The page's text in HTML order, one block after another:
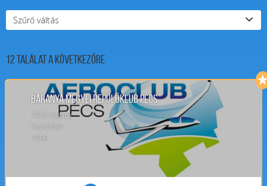
Szűrő váltás
12Találat a következőre
Baranya megyei repülőklub Pécs
7666 Pogány
Repülőtér
7666